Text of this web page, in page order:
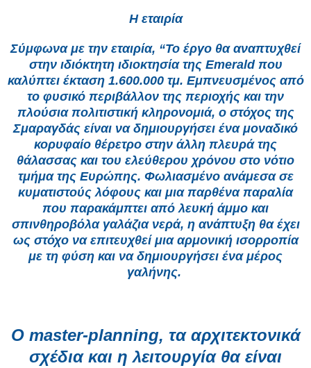
Η εταιρία
Σύμφωνα με την εταιρία, “Το έργο θα αναπτυχθεί
στην ιδιόκτητη ιδιοκτησία της Emerald που
καλύπτει έκταση 1.600.000 τμ. Εμπνευσμένος από
το φυσικό περιβάλλον της περιοχής και την
πλούσια πολιτιστική κληρονομιά, ο στόχος της
Σμαραγδάς είναι να δημιουργήσει ένα μοναδικό
κορυφαίο θέρετρο στην άλλη πλευρά της
θάλασσας και του ελεύθερου χρόνου στο νότιο
τμήμα της Ευρώπης. Φωλιασμένο ανάμεσα σε
κυματιστούς λόφους και μια παρθένα παραλία
που παρακάμπτει από λευκή άμμο και
σπινθηροβόλα γαλάζια νερά, η ανάπτυξη θα έχει
ως στόχο να επιτευχθεί μια αρμονική ισορροπία
με τη φύση και να δημιουργήσει ένα μέρος
γαλήνης.
Ο master-planning, τα αρχιτεκτονικά
σχέδια και η λειτουργία θα είναι